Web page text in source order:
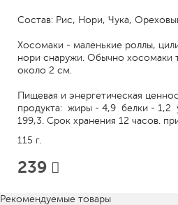
Состав: Рис, Нори, Чука,
Хосомаки - маленькие роллы,
нори снаружи. Обычно хосомаки
около 2 см.
Пищевая и энергетическая
продукта: жиры - 4,9 белки - 1,2
199,3. Срок хранения 12 часов.
115 г.
239
Рекомендуемые товары